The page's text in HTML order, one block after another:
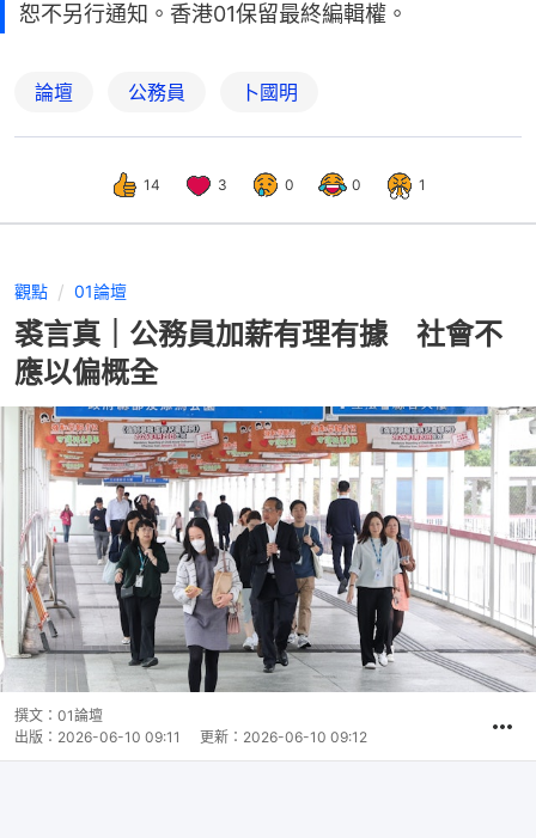
恕不另行通知。香港01保留最終編輯權。
論壇 公務員 卜國明
14 3 0 0 1
觀點 01論壇
裘言真｜公務員加薪有理有據 社會不
應以偏概全
撰文： 01論壇
出版： 2026-06-10 09:11 更新： 2026-06-10 09:12